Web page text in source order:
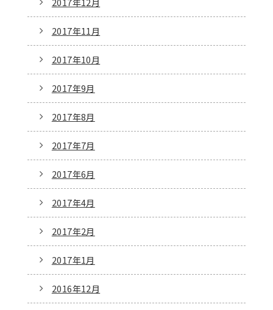
2017年11月
2017年10月
2017年9月
2017年8月
2017年7月
2017年6月
2017年4月
2017年2月
2017年1月
2016年12月